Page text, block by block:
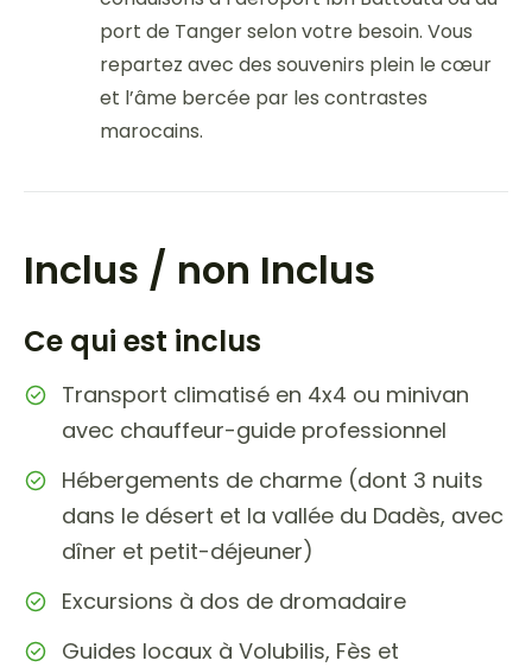
port de Tanger selon votre besoin. Vous
repartez avec des souvenirs plein le cœur
et l’âme bercée par les contrastes
marocains.
Inclus / non Inclus
Ce qui est inclus
Transport climatisé en 4x4 ou minivan
avec chauffeur-guide professionnel
Hébergements de charme (dont 3 nuits
dans le désert et la vallée du Dadès, avec
dîner et petit-déjeuner)
Excursions à dos de dromadaire
Guides locaux à Volubilis, Fès et